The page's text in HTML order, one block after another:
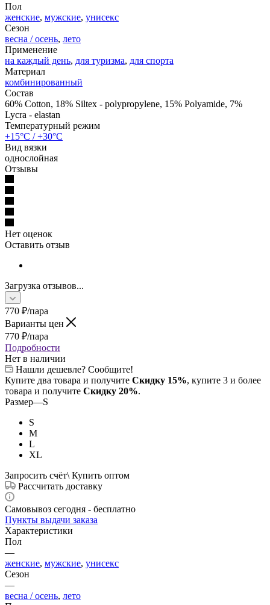
Пол
женские, мужские, унисекс
Сезон
весна / осень, лето
Применение
на каждый день, для туризма, для спорта
Материал
комбинированный
Состав
60% Cotton, 18% Siltex - polypropylene, 15% Polyamide, 7%
Lycra - elastan
Температурный режим
+15°C / +30°C
Вид вязки
однослойная
Отзывы
Нет оценок
Оставить отзыв
Загрузка отзывов...
770 ₽/пара
Варианты цен
770 ₽/пара
Подробности
Нет в наличии
Нашли дешевле? Сообщите!
Купите два товара и получите Скидку 15%, купите 3 и более
товара и получите Скидку 20%.
Размер—S
S
M
L
XL
Запросить счёт\ Купить оптом
Рассчитать доставку
Самовывоз сегодня - бесплатно
Пункты выдачи заказа
Характеристики
Пол
—
женские, мужские, унисекс
Сезон
—
весна / осень, лето